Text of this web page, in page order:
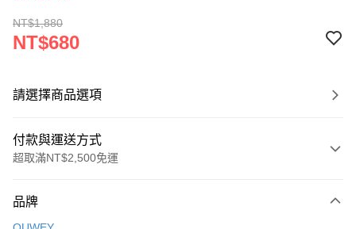
NT$1,880
NT$680
請選擇商品選項
付款與運送方式
超取滿NT$2,500免運
信用卡一次付款
品牌